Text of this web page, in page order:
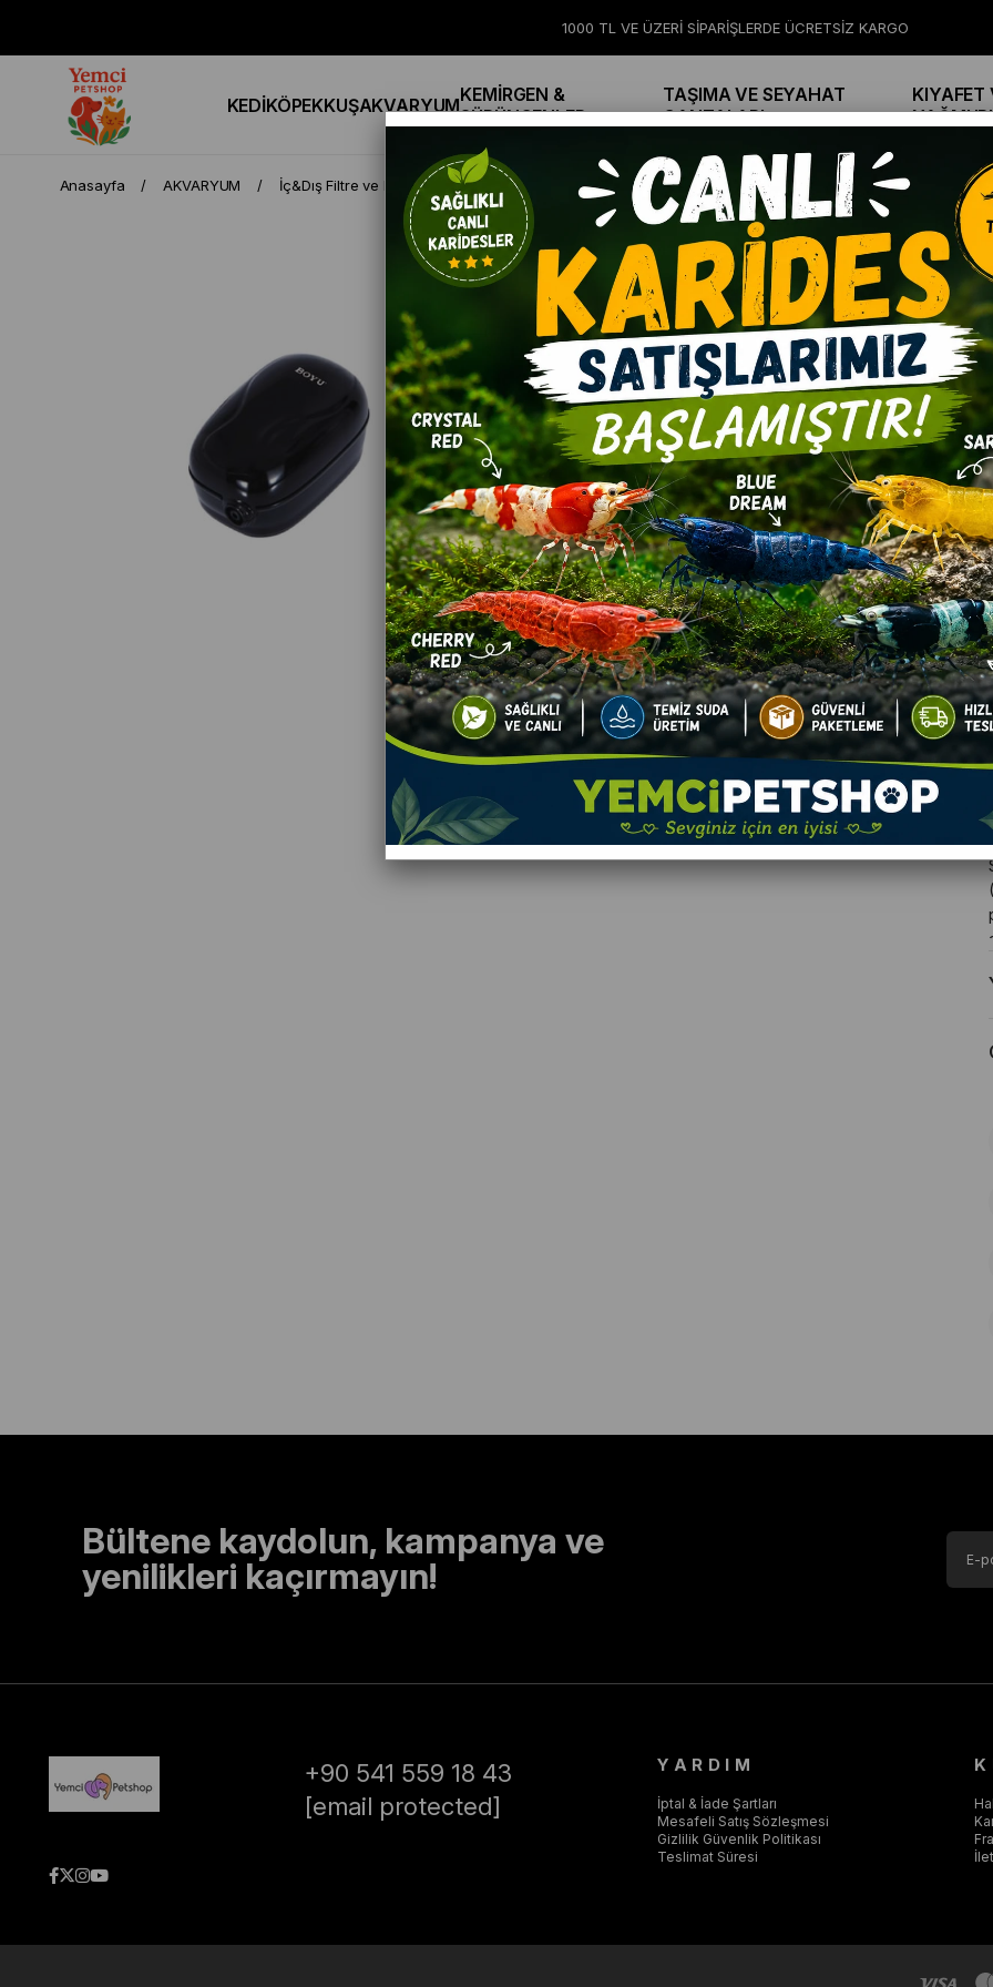
1000 TL VE ÜZERİ SİPARİŞLERDE ÜCRETSİZ KARGO
KEDİKÖPEKKUŞAKVARYUMKEMİRGEN &
SÜRÜNGENLER
TAŞIMA VE SEYAHAT
ÇANTALARI
KIYAFET
Anasayfa AKVARYUM İç&Dış Filtre ve Hava Motorları BOYU S-601 TEK ÇIKIŞLI HAVA MOTORU
Bültene kaydolun, kampanya ve
yenilikleri kaçırmayın!
+90 541 559 18 43
[email protected]
YARDIM
İptal & İade Şartları
Mesafeli Satış Sözleşmesi
Gizlilik Güvenlik Politikası
Teslimat Süresi